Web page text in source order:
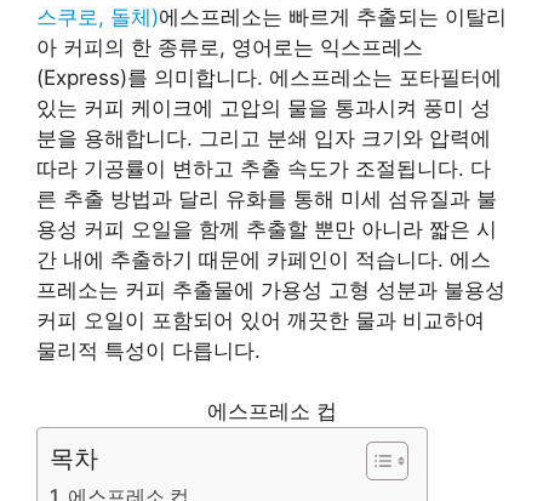
스쿠로, 돌체)에스프레소는 빠르게 추출되는 이탈리
아 커피의 한 종류로, 영어로는 익스프레스
(Express)를 의미합니다. 에스프레소는 포타필터에
있는 커피 케이크에 고압의 물을 통과시켜 풍미 성
분을 용해합니다. 그리고 분쇄 입자 크기와 압력에
따라 기공률이 변하고 추출 속도가 조절됩니다. 다
른 추출 방법과 달리 유화를 통해 미세 섬유질과 불
용성 커피 오일을 함께 추출할 뿐만 아니라 짧은 시
간 내에 추출하기 때문에 카페인이 적습니다. 에스
프레소는 커피 추출물에 가용성 고형 성분과 불용성
커피 오일이 포함되어 있어 깨끗한 물과 비교하여
물리적 특성이 다릅니다.
에스프레소 컵
목차
에스프레소 컵